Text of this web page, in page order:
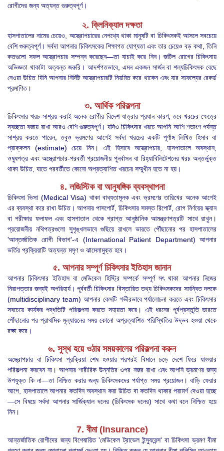
রোগীদের জন্য অত্যন্ত গুরুত্বপূর্ণ।
২. ক্লিনিক্যাল দক্ষতা
হাসপাতালের নামের চেয়েও, অস্ত্রোপচারের নেপথ্যে থাকা মানুষটি বা চিকিৎসকই আসলে সবচেয়ে
বেশি গুরুত্বপূর্ণ। সর্বদা আপনার চিকিৎসকের শিক্ষাগত যোগ্যতা এবং তার চেয়েও বড় কথা, তিনি
কতগুলো সফল অস্ত্রোপচার সম্পন্ন করেছেন—তা যাচাই করে নিন। জটিল রোগের চিকিৎসায়
অভিজ্ঞতা থাকাটা অত্যন্ত জরুরি। আদর্শগতভাবে, এমন একজন সার্জন বা শল্যচিকিৎসক বেছে
নেওয়া উচিত যিনি আপনার নির্দিষ্ট অস্ত্রোপচারটি নিয়মিত করে থাকেন এবং যার সাফল্যের রেকর্ড
প্রমাণিত।
৩. আর্থিক পরিকল্পনা
চিকিৎসার খরচ সাশ্রয় করাই অনেক রোগীর বিদেশ যাত্রার প্রধান কারণ, তবে খরচের ক্ষেত্রে
স্বচ্ছতা বজায় রাখা আরও বেশি গুরুত্বপূর্ণ। যদিও চিকিৎসার খরচে আপনি আশি শতাংশ পর্যন্ত
সাশ্রয় করতে পারেন, তবুও ভ্রমণের আগেই সর্বদা খরচের একটি পূর্ণাঙ্গ লিখিত হিসাব বা
প্রাক্কলন (estimate) চেয়ে নিন। এই হিসাবে অস্ত্রোপচার, হাসপাতালে অবস্থান,
ওষুধপত্র এবং অস্ত্রোপচার-পরবর্তী প্রয়োজনীয় পুনর্বাসন বা রিহ্যাবিলিটেশনের খরচ অন্তর্ভুক্ত
থাকা উচিত, যাতে পরবর্তীতে কোনো অপ্রত্যাশিত খরচের সম্মুখীন হতে না হয়।
৪. লজিস্টিক বা আনুষঙ্গিক ব্যবস্থাপনা
চিকিৎসা ভিসা (Medical Visa) থাকা বাধ্যতামূলক এবং ভ্রমণের তারিখের অনেক আগেই
এর ব্যবস্থা করে রাখা উচিত। আপনার পাসপোর্ট, চিকিৎসার সমস্ত রিপোর্ট, রোগ নির্ণয়ের স্ক্যান
বা পরীক্ষার ফলাফল এবং হাসপাতাল থেকে প্রাপ্ত আনুষ্ঠানিক আমন্ত্রণপত্রটি সাথে রাখুন।
প্রয়োজনীয় নথিপত্রগুলো সুশৃঙ্খলভাবে গুছিয়ে রাখলে ভারতে পৌঁছানোর পর হাসপাতালের
'আন্তর্জাতিক রোগী বিভাগ'-এ (International Patient Department) আপনার
ভর্তির প্রক্রিয়াটি অত্যন্ত মসৃণ ও ঝামেলামুক্ত হবে।
৫. আপনার সম্পূর্ণ চিকিৎসার ইতিহাস জানান
আপনার চিকিৎসার ইতিহাস বা মেডিকেল হিস্ট্রি সম্পর্কে সম্পূর্ণ সৎ থাকা আপনার নিজের
নিরাপত্তার জন্যই অপরিহার্য। পূর্ববর্তী চিকিৎসার বিস্তারিত তথ্য চিকিৎসকদের সমন্বিত দলকে
(multidisciplinary team) আপনার কেসটি গভীরভাবে পর্যালোচনা করতে এবং চিকিৎসার
সবচেয়ে কার্যকর পদ্ধতিটি পরিকল্পনা করতে সহায়তা করে। এই ধরনের পূর্বপ্রস্তুতি ভারতে
পৌঁছানোর পর প্রাথমিক মূল্যায়নের সময় কোনো অপ্রত্যাশিত পরিস্থিতির উদ্ভব হওয়া থেকে
রক্ষা করে।
৬. সুস্থ হয়ে ওঠার সময়কালের পরিকল্পনা করুন
অস্ত্রোপচার বা চিকিৎসা প্রক্রিয়া শেষ হওয়ার পরপরই বিমানে চড়ে দেশে ফিরে যাওয়ার
পরিকল্পনা করবেন না। আপনার শারীরিক উন্নতির ওপর নজর রাখা এবং আপনি ভ্রমণের জন্য
উপযুক্ত কি না—তা নিশ্চিত করার জন্য চিকিৎসকদের পর্যাপ্ত সময় প্রয়োজন। বাড়ি ফেরার
আগে, হাসপাতালে আপনার কতদিন অবস্থান করা উচিত বা কতদিন থাকার পরামর্শ দেওয়া হচ্ছে
—সে বিষয়ে সর্বদা আপনার সার্জিক্যাল দলের (চিকিৎসক দলের) সাথে কথা বলে নিশ্চিত হয়ে
নিন।
7. বীমা (Insurance)
আন্তর্জাতিক রোগীদের জন্য বিশেষায়িত 'মেডিকেল ট্রাভেল ইন্স্যুরেন্স' বা চিকিৎসা ভ্রমণ বীমা